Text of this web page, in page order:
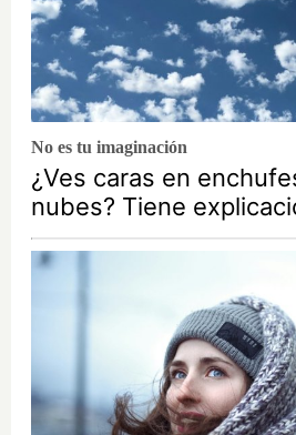
No es tu imaginación
¿Ves caras en
nubes? Tiene